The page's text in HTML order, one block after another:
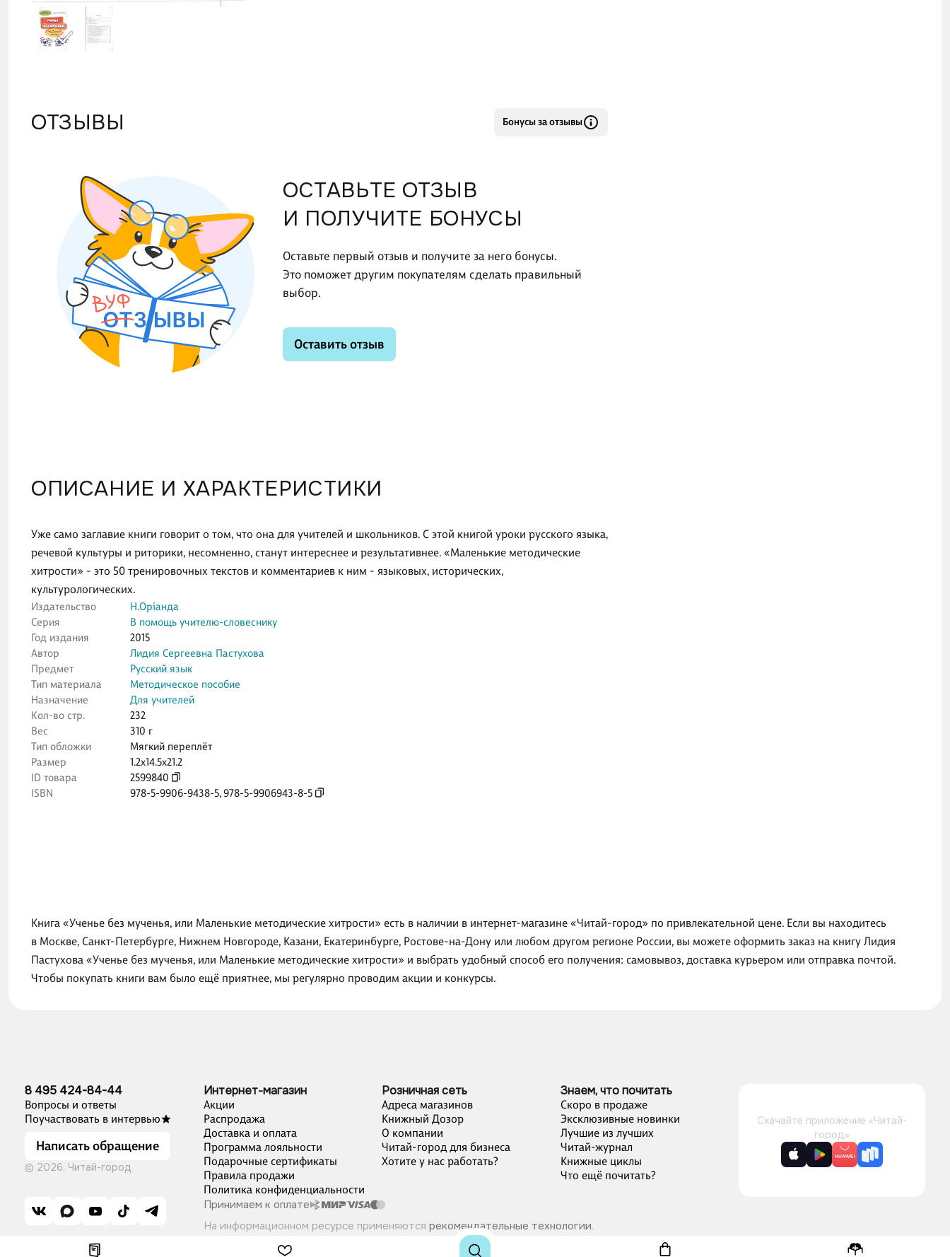
ОПИСАНИЕ И ХАРАКТЕРИСТИКИ
Уже само заглавие книги говорит о том, что она для учителей и школьников. С этой книгой уроки русского языка,
речевой культуры и риторики, несомненно, станут интереснее и результативнее. «Маленькие методические
хитрости» - это 50 тренировочных текстов и комментариев к ним - языковых, исторических,
культурологических.
Издательство
Н.Орiанда
Серия
В помощь учителю-словеснику
Год издания
2015
Автор
Лидия Сергеевна Пастухова
Предмет
Русский язык
Тип материала
Методическое пособие
Назначение
Для учителей
Кол-во стр.
232
Вес
310 г
Тип обложки
Мягкий переплёт
Размер
1.2x14.5x21.2
ID товара
2599840
ISBN
978-5-9906-9438-5,978-5-9906943-8-5
ОТЗЫВЫ Бонусы за отзывы
ОСТАВЬТЕ ОТЗЫВ
И ПОЛУЧИТЕ БОНУСЫ
Оставьте первый отзыв и получите за него бонусы.
Это поможет другим покупателям сделать правильный
выбор.
Оставить отзыв
Книга «Ученье без мученья, или Маленькие методические хитрости» есть в наличии в интернет-магазине «Читай-город» по привлекательной цене. Если вы находитесь
в Москве, Санкт-Петербурге, Нижнем Новгороде, Казани, Екатеринбурге, Ростове-на-Дону или любом другом регионе России, вы можете оформить заказ на книгу Лидия
Пастухова «Ученье без мученья, или Маленькие методические хитрости» и выбрать удобный способ его получения: самовывоз, доставка курьером или отправка почтой.
Чтобы покупать книги вам было ещё приятнее, мы регулярно проводим акции и конкурсы.
8 495 424-84-44
Вопросы и ответы
Поучаствовать в интервью
Написать обращение
© 2026, Читай-город
Интернет-магазин
Акции
Распродажа
Доставка и оплата
Программа лояльности
Подарочные сертификаты
Правила продажи
Политика конфиденциальности
Розничная сеть
Адреса магазинов
Книжный Дозор
О компании
Читай-город для бизнеса
Хотите у нас работать?
Знаем, что почитать
Скоро в продаже
Эксклюзивные новинки
Лучшие из лучших
Читай-журнал
Книжные циклы
Что ещё почитать?
Принимаем к оплате
На информационном ресурсе применяются рекомендательные технологии.
Скачайте приложение «Читай-
город»